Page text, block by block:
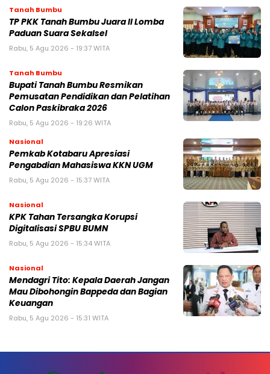
Tanah Bumbu
TP PKK Tanah Bumbu Juara II Lomba
Paduan Suara Sekalsel
Rabu, 5 Agu 2026 - 19:37 WITA
Tanah Bumbu
Bupati Tanah Bumbu Resmikan
Pemusatan Pendidikan dan Pelatihan
Calon Paskibraka 2026
Rabu, 5 Agu 2026 - 19:26 WITA
Nasional
Pemkab Kotabaru Apresiasi
Pengabdian Mahasiswa KKN UGM
Rabu, 5 Agu 2026 - 15:37 WITA
Nasional
KPK Tahan Tersangka Korupsi
Digitalisasi SPBU BUMN
Rabu, 5 Agu 2026 - 15:34 WITA
Nasional
Mendagri Tito: Kepala Daerah Jangan
Mau Dibohongin Bappeda dan Bagian
Keuangan
Rabu, 5 Agu 2026 - 15:31 WITA